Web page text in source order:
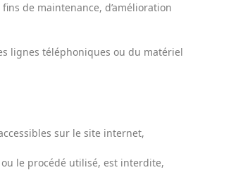
de maintenance, d’amélioration
lignes téléphoniques ou du matériel
sur le site internet,
le procédé utilisé, est interdite,